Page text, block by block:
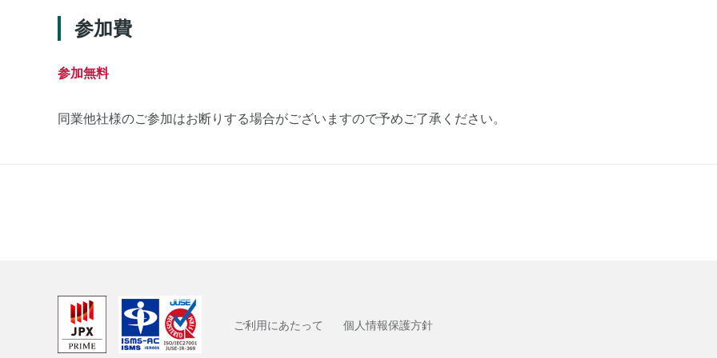
参加費
参加無料
同業他社様のご参加はお断りする場合がございますので予めご了承ください。
ご利用にあたって 個人情報保護方針